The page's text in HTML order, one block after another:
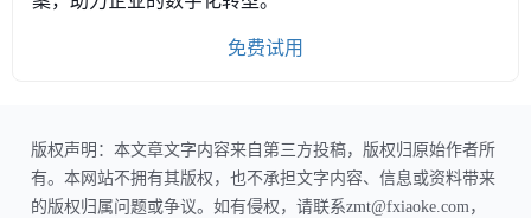
免费试用
版权声明：本文章文字内容来自第三方投稿，版权归原始作者所
有。本网站不拥有其版权，也不承担文字内容、信息或资料带来
的版权归属问题或争议。如有侵权，请联系zmt@fxiaoke.com，